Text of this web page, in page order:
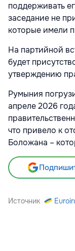
поддерживать
заседание не
которые имели
На партийной
будет
утверждению
Румыния
апреле 2026
что привело к
Боложана –
Источник